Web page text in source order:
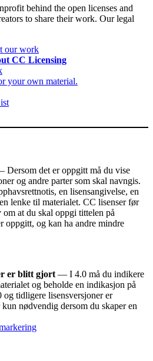
behind the open licenses and
to share their work. Our legal
our work
CC Licensing
your own material.
Dersom det er oppgitt må du vise
og andre parter som skal navngis.
en lisensangivelse, en
lenke til materialet. CC lisenser før
at du skal oppgi tittelen på
oppgitt, og kan ha andre mindre
er blitt gjort — I 4.0 må du indikere
og beholde en indikasjon på
tidligere lisensversjoner er
nødvendig dersom du skaper en